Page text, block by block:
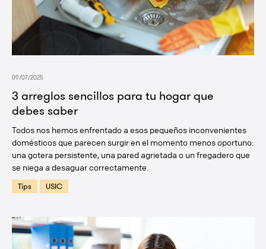
3 arreglos sencillos para tu hogar que
debes saber
09/07/2025
Todos nos hemos enfrentado a esos pequeños inconvenientes
domésticos que parecen surgir en el momento menos oportuno:
una gotera persistente, una pared agrietada o un fregadero que
se niega a desaguar correctamente.
Tips USIC